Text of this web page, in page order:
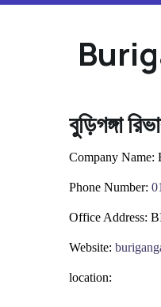
বুড়িগঙ্গা
Company Name:
Phone Number: 0
Office Address:
Website:
location: